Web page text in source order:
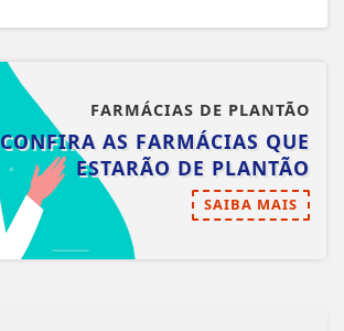
FARMÁCIAS DE PLANTÃO
CONFIRA AS FARMÁCIAS QUE
ESTARÃO DE PLANTÃO
SAIBA MAIS